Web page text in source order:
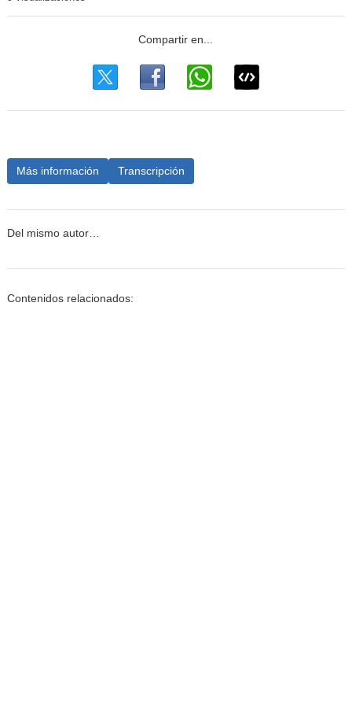
Más información Transcripción
Del mismo autor…
Contenidos relacionados: